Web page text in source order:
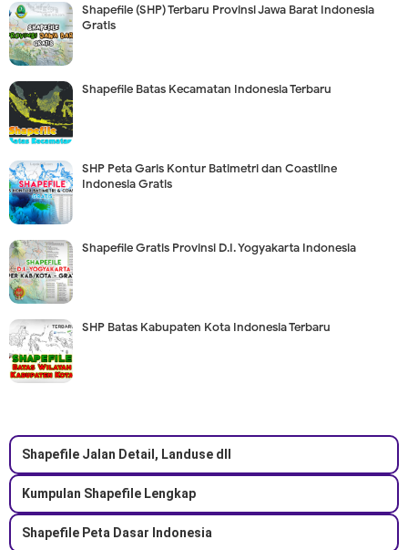
Shapefile (SHP) Terbaru Provinsi Jawa Barat Indonesia
Gratis
Shapefile Batas Kecamatan Indonesia Terbaru
SHP Peta Garis Kontur Batimetri dan Coastline
Indonesia Gratis
Shapefile Gratis Provinsi D.I. Yogyakarta Indonesia
SHP Batas Kabupaten Kota Indonesia Terbaru
Shapefile Jalan Detail, Landuse dll
Kumpulan Shapefile Lengkap
Shapefile Peta Dasar Indonesia